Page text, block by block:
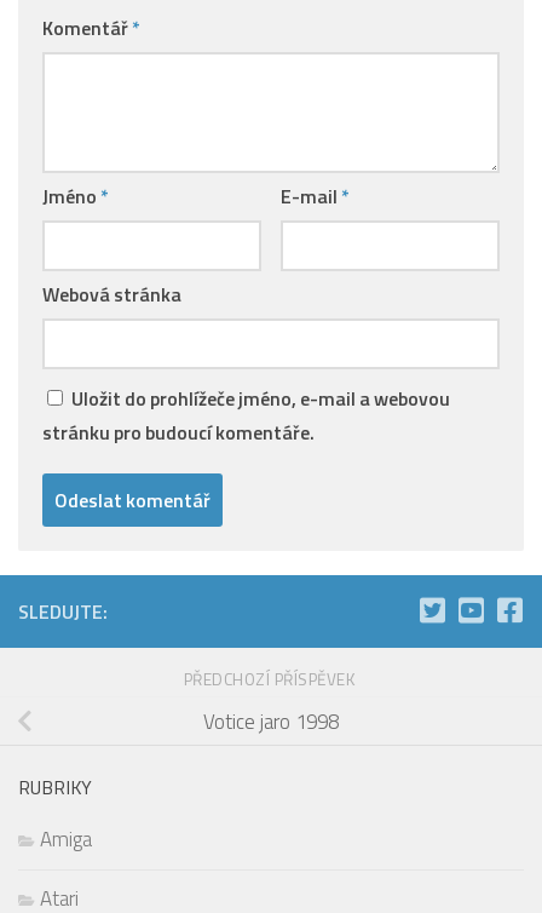
Komentář*
Jméno * E-mail *
Webová stránka
Uložit do prohlížeče jméno, e-mail a webovou
stránku pro budoucí komentáře.
SLEDUJTE:
PŘEDCHOZÍ PŘÍSPĚVEK
Votice jaro 1998
RUBRIKY
Amiga
Atari